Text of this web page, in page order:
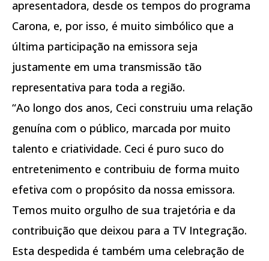
apresentadora, desde os tempos do programa
Carona, e, por isso, é muito simbólico que a
última participação na emissora seja
justamente em uma transmissão tão
representativa para toda a região.
“Ao longo dos anos, Ceci construiu uma relação
genuína com o público, marcada por muito
talento e criatividade. Ceci é puro suco do
entretenimento e contribuiu de forma muito
efetiva com o propósito da nossa emissora.
Temos muito orgulho de sua trajetória e da
contribuição que deixou para a TV Integração.
Esta despedida é também uma celebração de